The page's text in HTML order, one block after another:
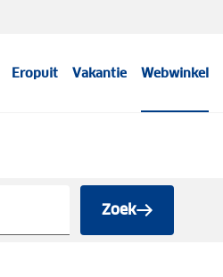
Eropuit Vakantie Webwinkel
Zoek